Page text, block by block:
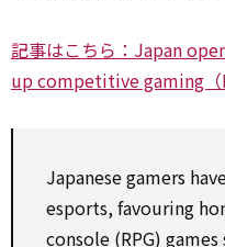
記事はこちら：Japan
up competitive gaming（
Japanese gamers
esports, favouring
console (RPG)